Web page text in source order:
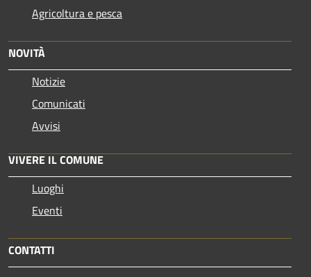
Agricoltura e pesca
NOVITÀ
Notizie
Comunicati
Avvisi
VIVERE IL COMUNE
Luoghi
Eventi
CONTATTI